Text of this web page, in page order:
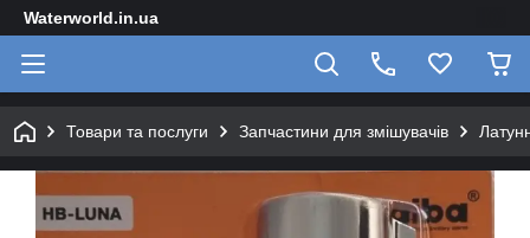
Waterworld.in.ua
Товари та послуги Запчастини для змішувачів